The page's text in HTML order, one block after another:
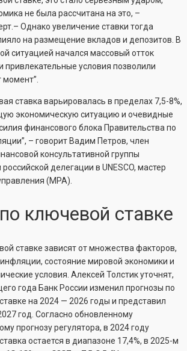
не была рассчитана на это, –
Однако увеличение ставки тогда
на размещение вкладов и депозитов. В
ситуацией начался массовый отток
привлекательные условия позволили
момент”.
ставка варьировалась в пределах 7,5-8%,
экономическую ситуацию и очевидные
финансового блока Правительства по
– говорит Вадим Петров, член
консультативной группы
российской делегации в UNESCO, мастер
(MPA).
ключевой ставке
ставке зависят от множества факторов,
состояние мировой экономики и
условия. Алексей Толстик уточнят,
года Банк России изменил прогнозы по
на 2024 — 2026 годы и представил
год. Согласно обновленному
прогнозу регулятора, в 2024 году
остается в диапазоне 17,4%, в 2025-м